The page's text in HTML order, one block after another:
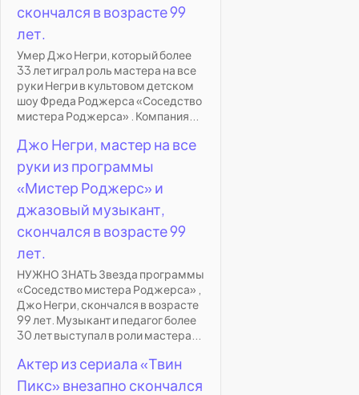
скончался в возрасте 99
лет.
Умер Джо Негри, который более
33 лет играл роль мастера на все
руки Негри в культовом детском
шоу Фреда Роджерса «Соседство
мистера Роджерса» . Компания...
Джо Негри, мастер на все
руки из программы
«Мистер Роджерс» и
джазовый музыкант,
скончался в возрасте 99
лет.
НУЖНО ЗНАТЬ Звезда программы
«Соседство мистера Роджерса» ,
Джо Негри, скончался в возрасте
99 лет. Музыкант и педагог более
30 лет выступал в роли мастера...
Актер из сериала «Твин
Пикс» внезапно скончался